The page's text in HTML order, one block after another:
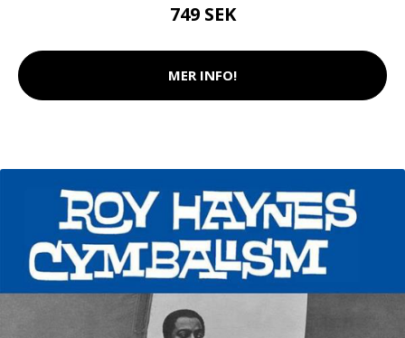
749 SEK
MER INFO!